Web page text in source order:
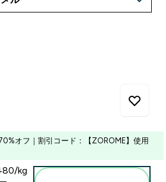
オフ｜割引コード：【ZOROME】使用
price
kg